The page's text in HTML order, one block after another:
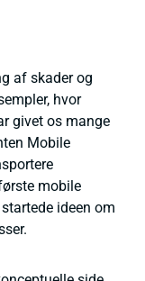
af skader og
hvor
givet os mange
Mobile
mobile
ideen om